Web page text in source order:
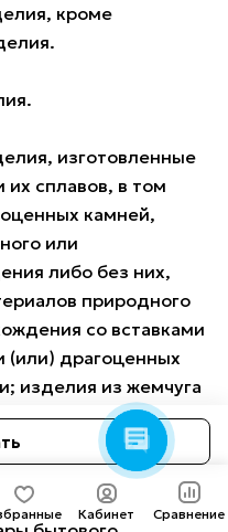
AMOTO
Готов
у вас появятся
вопросы.
кроме
изготовленные
сплавов, в том
камней,
или
либо без них,
природного
со вставками
(или) драгоценных
изделия из жемчуга
Кабинет Сравнение